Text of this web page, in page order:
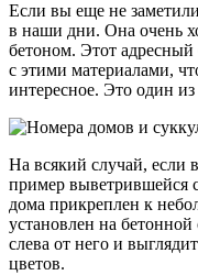
Если вы еще не
в наши дни. Она очень
бетоном. Этот адресный
с этими материалами,
интересное. Это один
На всякий случай, если
пример выветрившейся
дома прикреплен к
установлен на бетонной
слева от него и
цветов.